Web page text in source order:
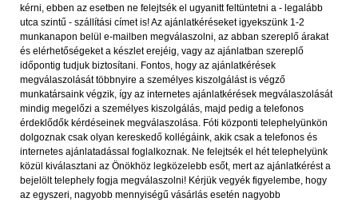
kérni, ebben az esetben ne felejtsék el ugyanitt feltüntetni a - legalább
utca szintű - szállítási címet is! Az ajánlatkéréseket igyekszünk 1-2
munkanapon belül e-mailben megválaszolni, az abban szereplő árakat
és elérhetőségeket a készlet erejéig, vagy az ajánlatban szereplő
időpontig tudjuk biztosítani. Fontos, hogy az ajánlatkérések
megválaszolását többnyire a személyes kiszolgálást is végző
munkatársaink végzik, így az internetes ajánlatkérések megválaszolását
mindig megelőzi a személyes kiszolgálás, majd pedig a telefonos
érdeklődők kérdéseinek megválaszolása. Fóti központi telephelyünkön
dolgoznak csak olyan kereskedő kollégáink, akik csak a telefonos és
internetes ajánlatadással foglalkoznak. Ne felejtsék el hét telephelyünk
közül kiválasztani az Önökhöz legközelebb esőt, mert az ajánlatkérést a
bejelölt telephely fogja megválaszolni! Kérjük vegyék figyelembe, hogy
az egyszeri, nagyobb mennyiségű vásárlás esetén nagyobb